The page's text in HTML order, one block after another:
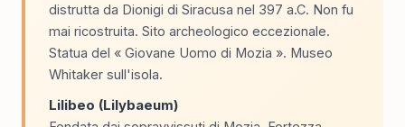
distrutta da Dionigi di Siracusa nel 397 a.C. Non fu
mai ricostruita. Sito archeologico eccezionale.
Statua del « Giovane Uomo di Mozia ». Museo
Whitaker sull'isola.
Lilibeo (Lilybaeum)